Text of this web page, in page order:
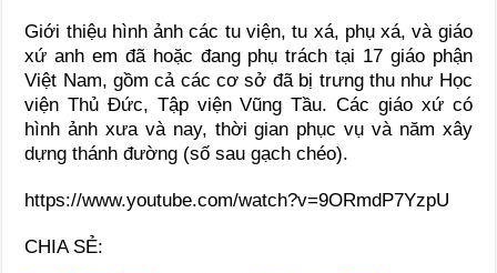
Giới thiệu hình ảnh các tu viện, tu xá, phụ xá, và giáo
xứ anh em đã hoặc đang phụ trách tại 17 giáo phận
Việt Nam, gồm cả các cơ sở đã bị trưng thu như Học
viện Thủ Đức, Tập viện Vũng Tầu. Các giáo xứ có
hình ảnh xưa và nay, thời gian phục vụ và năm xây
dựng thánh đường (số sau gạch chéo).
https://www.youtube.com/watch?v=9ORmdP7YzpU
CHIA SẺ: